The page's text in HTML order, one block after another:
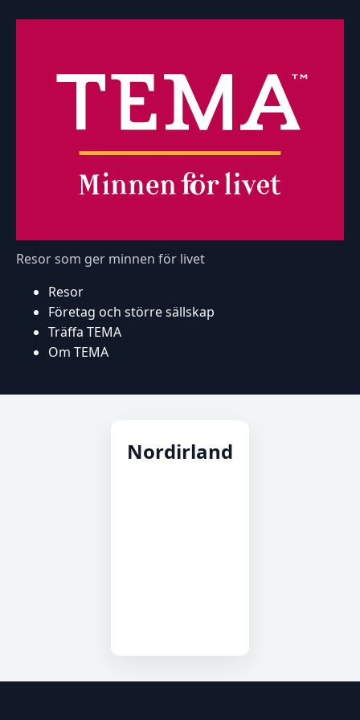
Resor som ger minnen för livet
Resor
Företag och större sällskap
Träffa TEMA
Om TEMA
Nordirland